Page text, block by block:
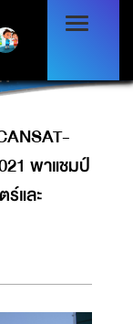
CANSAT-
/ 2021 พา
ศาสตร์และ
พาแชมป์
และ